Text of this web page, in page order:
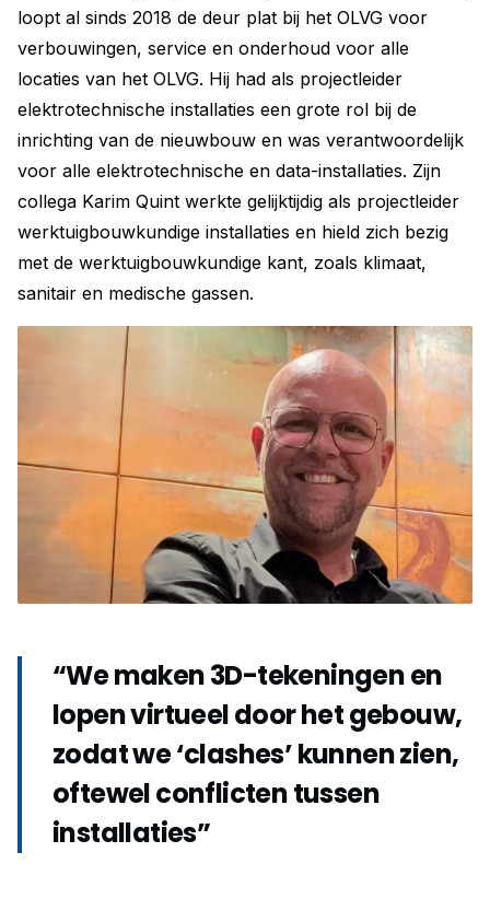
loopt al sinds 2018 de deur plat bij het OLVG voor
verbouwingen, service en onderhoud voor alle
locaties van het OLVG. Hij had als projectleider
elektrotechnische installaties een grote rol bij de
inrichting van de nieuwbouw en was verantwoordelijk
voor alle elektrotechnische en data-installaties. Zijn
collega Karim Quint werkte gelijktijdig als projectleider
werktuigbouwkundige installaties en hield zich bezig
met de werktuigbouwkundige kant, zoals klimaat,
sanitair en medische gassen.
“We maken 3D-tekeningen en
lopen virtueel door het gebouw,
zodat we ‘clashes’ kunnen zien,
oftewel conflicten tussen
installaties”